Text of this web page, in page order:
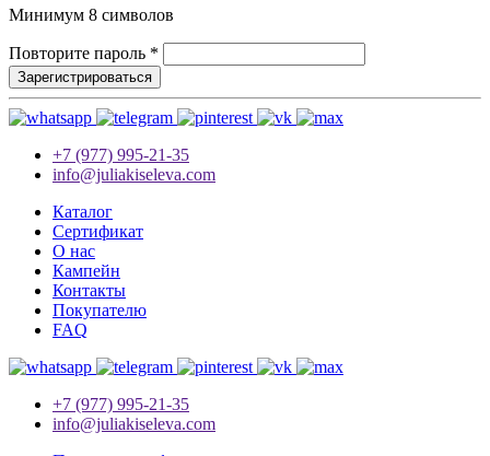
Минимум 8 символов
Повторите пароль *
Зарегистрироваться
+7 (977) 995-21-35
info@juliakiseleva.com
Каталог
Сертификат
О нас
Кампейн
Контакты
Покупателю
FAQ
+7 (977) 995-21-35
info@juliakiseleva.com